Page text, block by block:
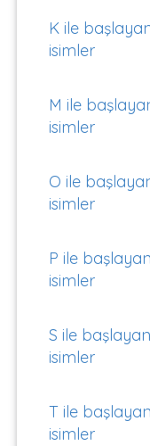
K ile
isimler
M ile
isimler
O ile
isimler
P ile başlayan
isimler
S ile başlayan
isimler
T ile başlayan
isimler